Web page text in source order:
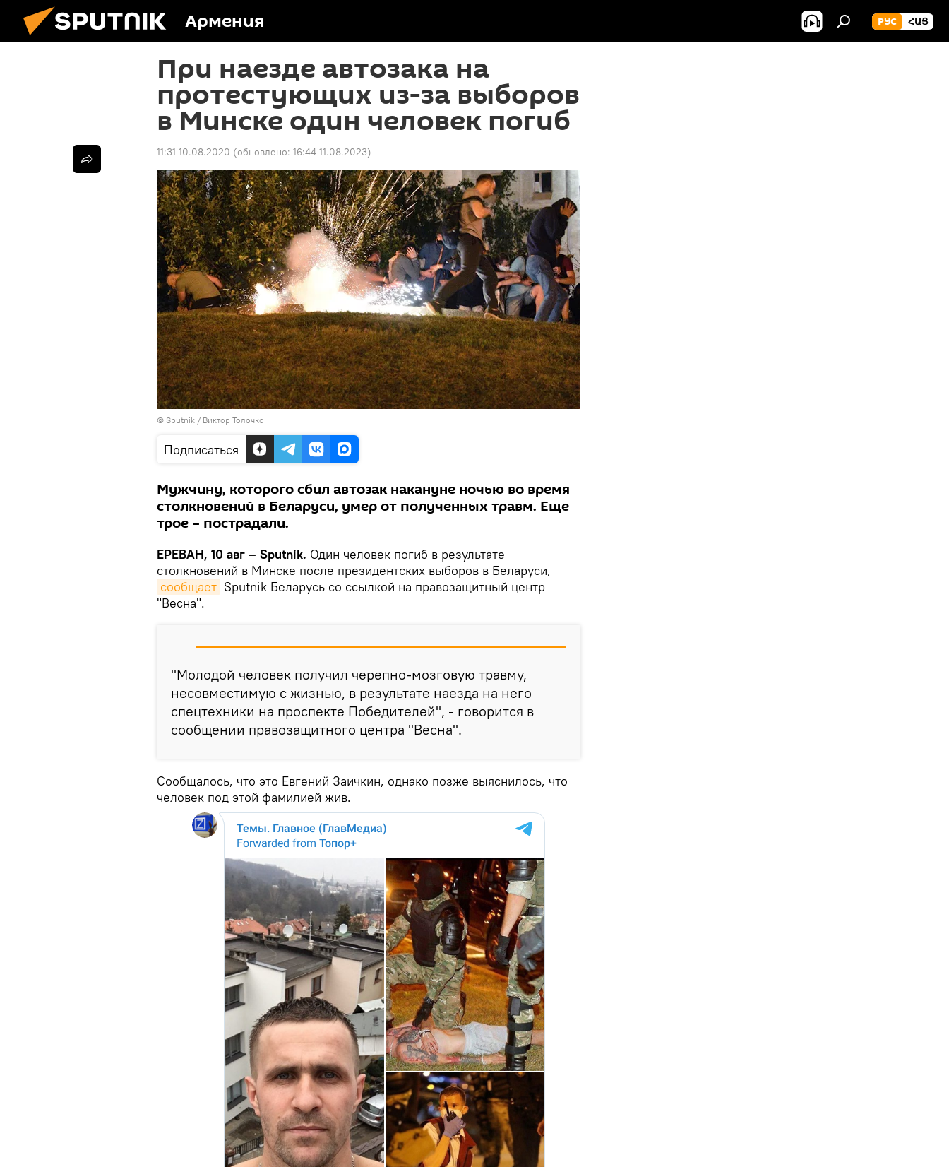
Армения РУС ՀԱՅ
При наезде автозака на
протестующих из-за выборов
в Минске один человек погиб
11:31 10.08.2020 (обновлено: 16:44 11.08.2023)
© Sputnik / Виктор Толочко
Подписаться
Мужчину, которого сбил автозак накануне ночью во время
столкновений в Беларуси, умер от полученных травм. Еще
трое – пострадали.
ЕРЕВАН, 10 авг – Sputnik. Один человек погиб в результате
столкновений в Минске после президентских выборов в Беларуси,
сообщает Sputnik Беларусь со ссылкой на правозащитный центр
"Весна".
"Молодой человек получил черепно-мозговую травму,
несовместимую с жизнью, в результате наезда на него
спецтехники на проспекте Победителей", - говорится в
сообщении правозащитного центра "Весна".
Сообщалось, что это Евгений Заичкин, однако позже выяснилось, что
человек под этой фамилией жив.